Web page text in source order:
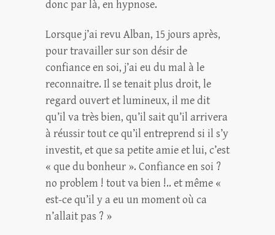
donc par là, en hypnose.
Lorsque j’ai revu Alban, 15 jours après,
pour travailler sur son désir de
confiance en soi, j’ai eu du mal à le
reconnaitre. Il se tenait plus droit, le
regard ouvert et lumineux, il me dit
qu’il va très bien, qu’il sait qu’il arrivera
à réussir tout ce qu’il entreprend si il s’y
investit, et que sa petite amie et lui, c’est
« que du bonheur ». Confiance en soi ?
no problem ! tout va bien !.. et même «
est-ce qu’il y a eu un moment où ca
n’allait pas ? »